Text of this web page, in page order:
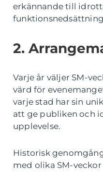
erkännande till
2.
Varje år väljer SM-
värd för
varje stad har sin
att ge publiken och
upplevelse.
Historisk
med olika SM-veckor